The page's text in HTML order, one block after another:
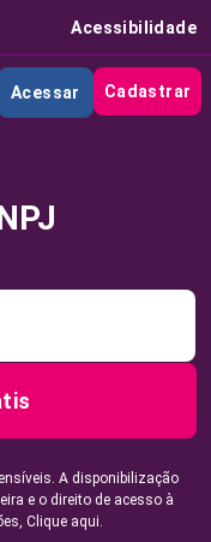
Acessibilidade
Acessar Cadastrar
A disponibilização
e o direito de acesso à
Clique aqui.